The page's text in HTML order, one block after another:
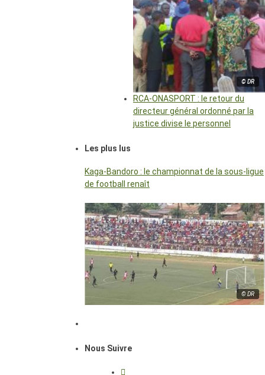
© DR
RCA-ONASPORT : le retour du
directeur général ordonné par la
justice divise le personnel
Les plus lus
Kaga-Bandoro : le championnat de la sous-ligue
de football renaît
© DR
Nous Suivre